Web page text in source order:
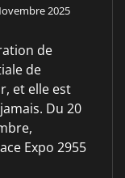
2025
de
de
et elle est
Du 20
Expo 2955